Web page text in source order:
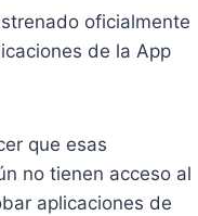
oficialmente
de la App
que esas
no tienen acceso al
aplicaciones de